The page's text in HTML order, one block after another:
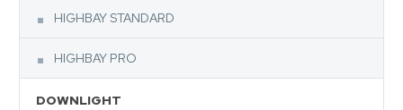
HIGHBAY STANDARD
HIGHBAY PRO
DOWNLIGHT